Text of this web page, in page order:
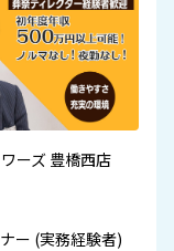
ーズ 豊橋西店
ー (実務経験者)